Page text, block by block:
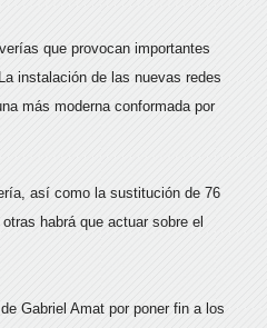
que provocan importantes
instalación de las nuevas redes
más moderna conformada por
así como la sustitución de 76
habrá que actuar sobre el
Gabriel Amat por poner fin a los